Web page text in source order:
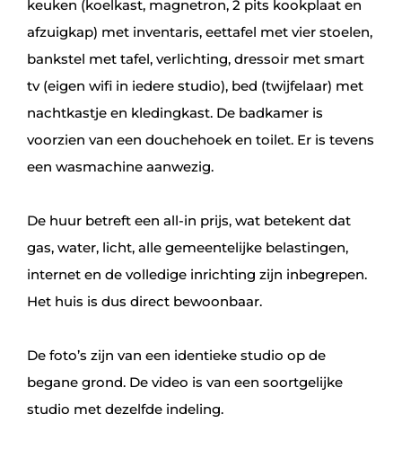
keuken (koelkast, magnetron, 2 pits kookplaat en
afzuigkap) met inventaris, eettafel met vier stoelen,
bankstel met tafel, verlichting, dressoir met smart
tv (eigen wifi in iedere studio), bed (twijfelaar) met
nachtkastje en kledingkast. De badkamer is
voorzien van een douchehoek en toilet. Er is tevens
een wasmachine aanwezig.
De huur betreft een all‑in prijs, wat betekent dat
gas, water, licht, alle gemeentelijke belastingen,
internet en de volledige inrichting zijn inbegrepen.
Het huis is dus direct bewoonbaar.
De foto’s zijn van een identieke studio op de
begane grond. De video is van een soortgelijke
studio met dezelfde indeling.